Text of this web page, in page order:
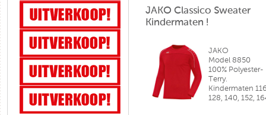
JAKO Classico Sweater
Kindermaten !
JAKO
Model 8850
100% Polyester-
Terry.
Kindermaten
128, 140, 152,